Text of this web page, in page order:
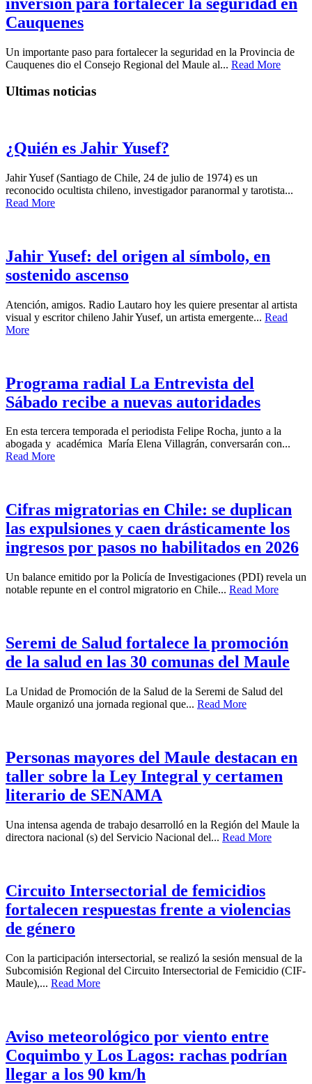
Cauquenes
Un importante paso para fortalecer la seguridad en la Provincia de
Cauquenes dio el Consejo Regional del Maule al... Read More
Ultimas noticias
¿Quién es Jahir Yusef?
Jahir Yusef (Santiago de Chile, 24 de julio de 1974) es un
reconocido ocultista chileno, investigador paranormal y tarotista...
Read More
Jahir Yusef: del origen al símbolo, en
sostenido ascenso
Atención, amigos. Radio Lautaro hoy les quiere presentar al artista
visual y escritor chileno Jahir Yusef, un artista emergente... Read
More
Programa radial La Entrevista del
Sábado recibe a nuevas autoridades
En esta tercera temporada el periodista Felipe Rocha, junto a la
abogada y académica María Elena Villagrán, conversarán con...
Read More
Cifras migratorias en Chile: se duplican
las expulsiones y caen drásticamente los
ingresos por pasos no habilitados en 2026
Un balance emitido por la Policía de Investigaciones (PDI) revela un
notable repunte en el control migratorio en Chile... Read More
Seremi de Salud fortalece la promoción
de la salud en las 30 comunas del Maule
La Unidad de Promoción de la Salud de la Seremi de Salud del
Maule organizó una jornada regional que... Read More
Personas mayores del Maule destacan en
taller sobre la Ley Integral y certamen
literario de SENAMA
Una intensa agenda de trabajo desarrolló en la Región del Maule la
directora nacional (s) del Servicio Nacional del... Read More
Circuito Intersectorial de femicidios
fortalecen respuestas frente a violencias
de género
Con la participación intersectorial, se realizó la sesión mensual de la
Subcomisión Regional del Circuito Intersectorial de Femicidio (CIF-
Maule),... Read More
Aviso meteorológico por viento entre
Coquimbo y Los Lagos: rachas podrían
llegar a los 90 km/h